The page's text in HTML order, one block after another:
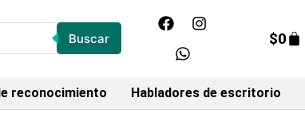
Buscar $0
reconocimiento Habladores de escritorio